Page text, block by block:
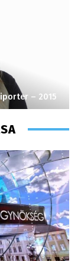
– 2015